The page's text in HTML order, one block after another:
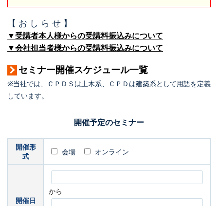
【 お し ら せ 】
▼受講者本人様からの受講料振込みについて
▼会社担当者様からの受講料振込みについて
セミナー開催スケジュール一覧
※当社では、ＣＰＤＳは土木系、ＣＰＤは建築系として用語を定義
しています。
開催予定のセミナー
開催形
式
会場 オンライン
開催日
から